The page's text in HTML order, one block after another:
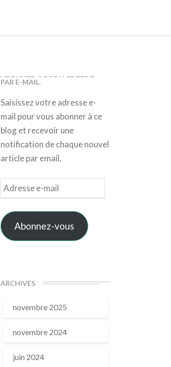
ABONNEZ-VOUS À CE BLOG
PAR E-MAIL.
Saisissez votre adresse e-
mail pour vous abonner à ce
blog et recevoir une
notification de chaque nouvel
article par email.
Adresse
e-
mail
Abonnez-vous
ARCHIVES
novembre 2025
novembre 2024
juin 2024